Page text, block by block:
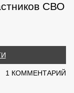
СВО
1 КОММЕНТАРИЙ